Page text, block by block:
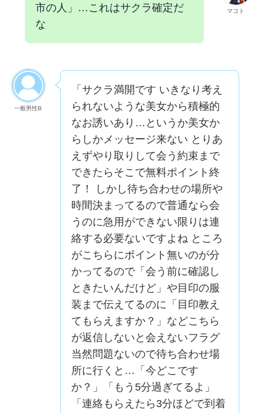
マコト
市の人」…これはサクラ確定だ
な
一般男性B
「サクラ満開です いきなり考え
られないような美女から積極的
なお誘いあり…というか美女か
らしかメッセージ来ない とりあ
えずやり取りして会う約束まで
できたらそこで無料ポイント終
了！ しかし待ち合わせの場所や
時間決まってるので普通なら会
うのに急用ができない限りは連
絡する必要ないですよね ところ
がこちらにポイント無いのが分
かってるので「会う前に確認し
ときたいんだけど」や目印の服
装まで伝えてるのに「目印教え
てもらえますか？」などこちら
が返信しないと会えないフラグ
当然問題ないので待ち合わせ場
所に行くと…「今どこです
か？」「もう5分過ぎてるよ」
「連絡もらえたら3分ほどで到着